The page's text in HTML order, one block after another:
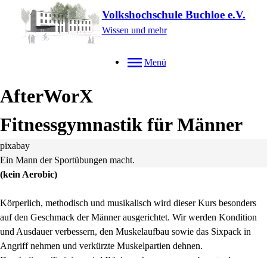
Volkshochschule Buchloe e.V.
Wissen und mehr
Menü
AfterWorX
Fitnessgymnastik für Männer
pixabay
Ein Mann der Sportübungen macht.
(kein Aerobic)
Körperlich, methodisch und musikalisch wird dieser Kurs besonders
auf den Geschmack der Männer ausgerichtet. Wir werden Kondition
und Ausdauer verbessern, den Muskelaufbau sowie das Sixpack in
Angriff nehmen und verkürzte Muskelpartien dehnen.